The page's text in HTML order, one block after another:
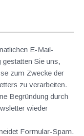
E-Mail-
Sie uns,
zum Zwecke der
zu verarbeiten.
Begründung durch
wieder
Formular-Spam.